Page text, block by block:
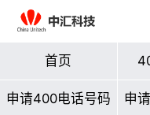
首页
申请400电话号码 申